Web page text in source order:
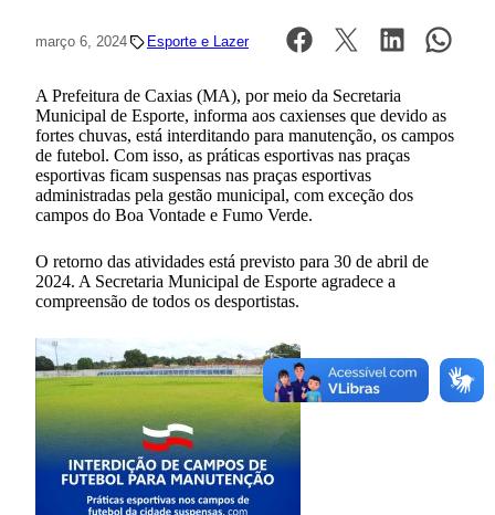
março 6, 2024 Esporte e Lazer
A Prefeitura de Caxias (MA), por meio da Secretaria
Municipal de Esporte, informa aos caxienses que devido as
fortes chuvas, está interditando para manutenção, os campos
de futebol. Com isso, as práticas esportivas nas praças
esportivas ficam suspensas nas praças esportivas
administradas pela gestão municipal, com exceção dos
campos do Boa Vontade e Fumo Verde.
O retorno das atividades está previsto para 30 de abril de
2024. A Secretaria Municipal de Esporte agradece a
compreensão de todos os desportistas.